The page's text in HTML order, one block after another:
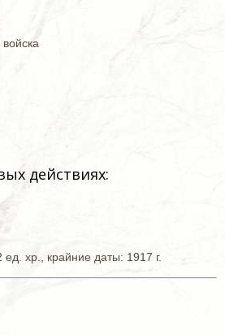
действиях:
хр., крайние даты: 1917 г.